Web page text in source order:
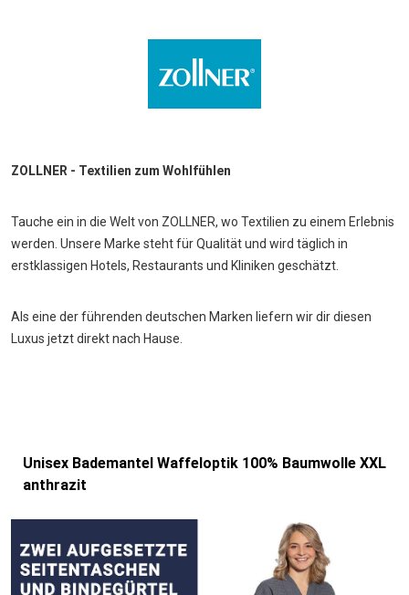
ZOLLNER - Textilien zum Wohlfühlen
Tauche ein in die Welt von ZOLLNER, wo Textilien zu einem Erlebnis
werden. Unsere Marke steht für Qualität und wird täglich in
erstklassigen Hotels, Restaurants und Kliniken geschätzt.
Als eine der führenden deutschen Marken liefern wir dir diesen
Luxus jetzt direkt nach Hause.
Unisex Bademantel Waffeloptik 100% Baumwolle XXL
anthrazit